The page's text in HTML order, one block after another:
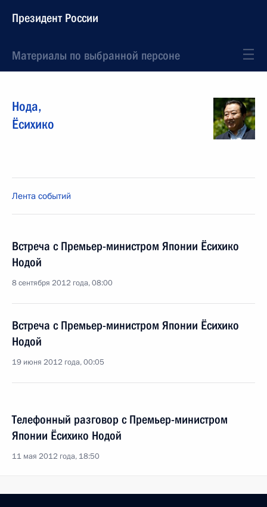
Президент России
Материалы по выбранной персоне
Нода,
Ёсихико
Лента событий
Встреча с Премьер-министром Японии Ёсихико
Нодой
8 сентября 2012 года, 08:00
Встреча с Премьер-министром Японии Ёсихико
Нодой
19 июня 2012 года, 00:05
Телефонный разговор с Премьер-министром
Японии Ёсихико Нодой
11 мая 2012 года, 18:50